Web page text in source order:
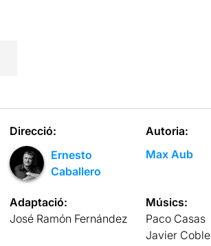
Direcció:
Ernesto
Caballero
Autoria:
Max Aub
Adaptació:
José Ramón Fernández
Músics:
Paco Casas
Javier Coble